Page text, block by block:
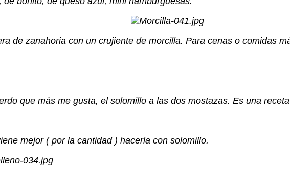
de zanahoria con un crujiente de morcilla. Para cenas o comidas
que más me gusta, el solomillo a las dos mostazas. Es una
mejor ( por la cantidad ) hacerla con solomillo.